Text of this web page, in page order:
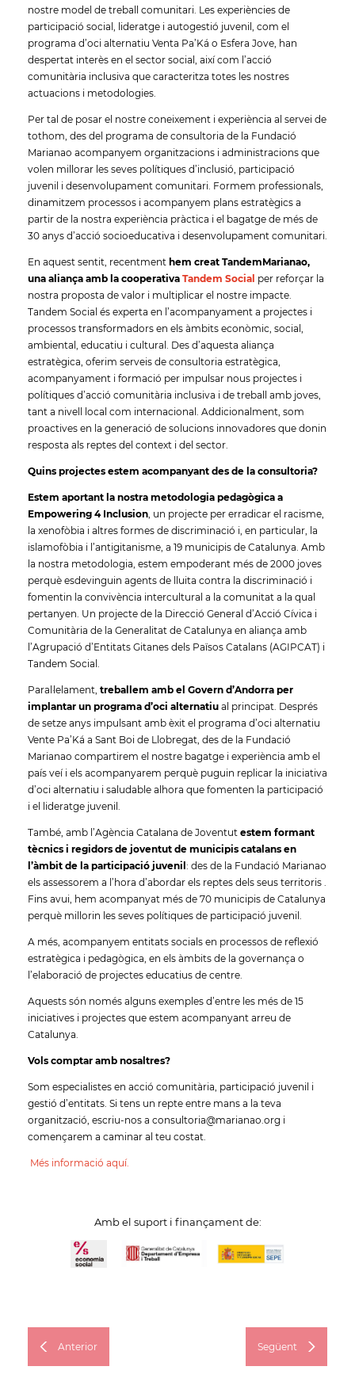
nostre model de treball comunitari. Les experiències de
participació social, lideratge i autogestió juvenil, com el
programa d’oci alternatiu Venta Pa’Ká o Esfera Jove, han
despertat interès en el sector social, així com l’acció
comunitària inclusiva que caracteritza totes les nostres
actuacions i metodologies.
Per tal de posar el nostre coneixement i experiència al servei de
tothom, des del programa de consultoria de la Fundació
Marianao acompanyem organitzacions i administracions que
volen millorar les seves polítiques d’inclusió, participació
juvenil i desenvolupament comunitari. Formem professionals,
dinamitzem processos i acompanyem plans estratègics a
partir de la nostra experiència pràctica i el bagatge de més de
30 anys d’acció socioeducativa i desenvolupament comunitari.
En aquest sentit, recentment hem creat TandemMarianao,
una aliança amb la cooperativa Tandem Social per reforçar la
nostra proposta de valor i multiplicar el nostre impacte.
Tandem Social és experta en l’acompanyament a projectes i
processos transformadors en els àmbits econòmic, social,
ambiental, educatiu i cultural. Des d’aquesta aliança
estratègica, oferim serveis de consultoria estratègica,
acompanyament i formació per impulsar nous projectes i
polítiques d’acció comunitària inclusiva i de treball amb joves,
tant a nivell local com internacional. Addicionalment, som
proactives en la generació de solucions innovadores que donin
resposta als reptes del context i del sector.
Quins projectes estem acompanyant des de la consultoria?
Estem aportant la nostra metodologia pedagògica a
Empowering 4 Inclusion , un projecte per erradicar el racisme,
la xenofòbia i altres formes de discriminació i, en particular, la
islamofòbia i l’antigitanisme, a 19 municipis de Catalunya. Amb
la nostra metodologia, estem empoderant més de 2000 joves
perquè esdevinguin agents de lluita contra la discriminació i
fomentin la convivència intercultural a la comunitat a la qual
pertanyen. Un projecte de la Direcció General d’Acció Cívica i
Comunitària de la Generalitat de Catalunya en aliança amb
l’Agrupació d’Entitats Gitanes dels Països Catalans (AGIPCAT) i
Tandem Social.
Paral·lelament, treballem amb el Govern d’Andorra per
implantar un programa d’oci alternatiu al principat. Després
de setze anys impulsant amb èxit el programa d’oci alternatiu
Vente Pa’Ká a Sant Boi de Llobregat, des de la Fundació
Marianao compartirem el nostre bagatge i experiència amb el
país veí i els acompanyarem perquè puguin replicar la iniciativa
d’oci alternatiu i saludable alhora que fomenten la participació
i el lideratge juvenil.
També, amb l’Agència Catalana de Joventut estem formant
tècnics i regidors de joventut de municipis catalans en
l’àmbit de la participació juvenil: des de la Fundació Marianao
els assessorem a l’hora d’abordar els reptes dels seus territoris .
Fins avui, hem acompanyat més de 70 municipis de Catalunya
perquè millorin les seves polítiques de participació juvenil.
A més, acompanyem entitats socials en processos de reflexió
estratègica i pedagògica, en els àmbits de la governança o
l’elaboració de projectes educatius de centre.
Aquests són només alguns exemples d’entre les més de 15
iniciatives i projectes que estem acompanyant arreu de
Catalunya.
Vols comptar amb nosaltres?
Som especialistes en acció comunitària, participació juvenil i
gestió d’entitats. Si tens un repte entre mans a la teva
organització, escriu-nos a consultoria@marianao.org i
començarem a caminar al teu costat.
Més informació aquí.
Amb el suport i finançament de:
Anterior Següent